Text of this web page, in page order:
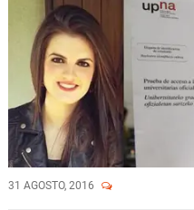
31 AGOSTO, 2016